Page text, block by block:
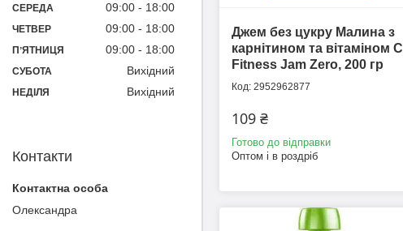
Джем без цукру Малина з
карнітином та вітаміном С
Fitness Jam Zero, 200 гр
2952962877
109 ₴
Готово до відправки
Оптом і в роздріб
СЕРЕДА 09:00 18:00
ЧЕТВЕР 09:00 18:00
ПʼЯТНИЦЯ 09:00 18:00
СУБОТА Вихідний
НЕДІЛЯ Вихідний
Контакти
Олександра